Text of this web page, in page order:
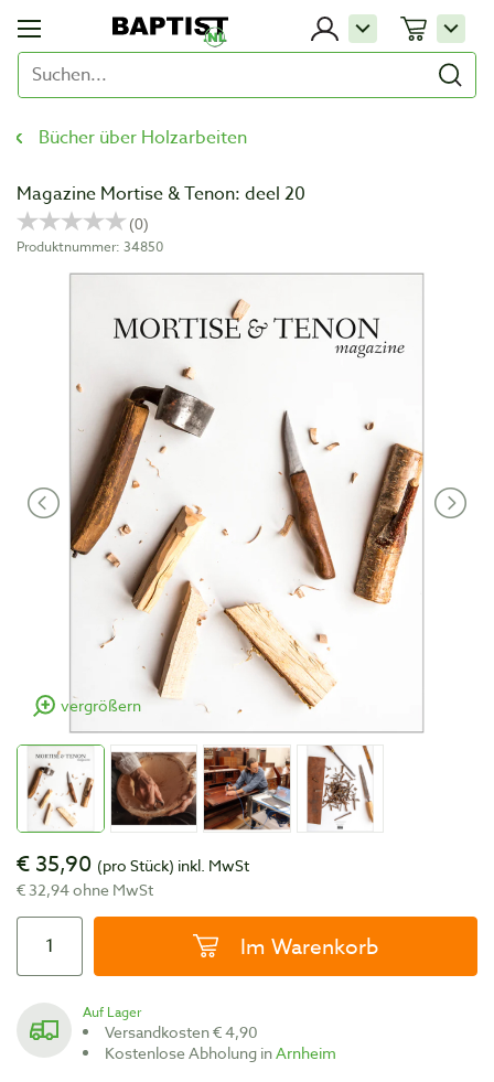
Bücher über Holzarbeiten
Magazine Mortise & Tenon: deel 20
Produktnummer: 34850
vergrößern
€ 35,90 (pro Stück) inkl. MwSt
€ 32,94 ohne MwSt
Im Warenkorb
Auf Lager
Versandkosten € 4,90
Kostenlose Abholung inArnheim